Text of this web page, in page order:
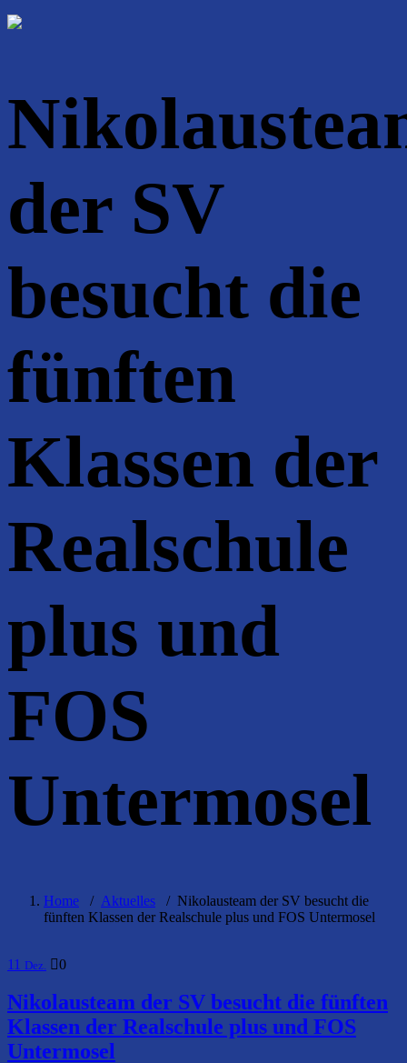
der SV
besucht die
fünften
Klassen der
Realschule
plus und
FOS
Untermosel
Home / Aktuelles / Nikolausteam der SV besucht die
fünften Klassen der Realschule plus und FOS Untermosel
11 Dez. 0
Nikolausteam der SV besucht die fünften
Klassen der Realschule plus und FOS
Untermosel